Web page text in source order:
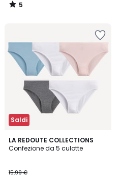
5
/
Saldi
LA REDOUTE COLLECTIONS
Confezione da 5 culotte
15,99 €
5
/
2
Colori